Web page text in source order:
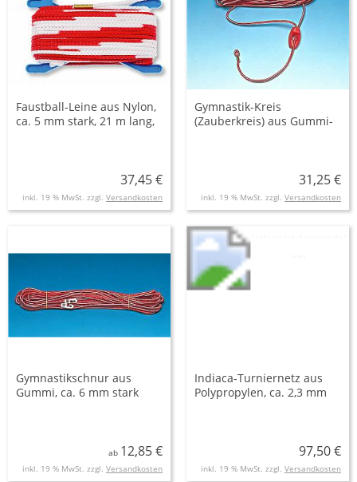
Faustball-Leine aus Nylon,
ca. 5 mm stark, 21 m lang,
37,45 €
inkl. 19 % MwSt. zzgl. Versandkosten
Gymnastik-Kreis
(Zauberkreis) aus Gummi-
31,25 €
inkl. 19 % MwSt. zzgl. Versandkosten
Gymnastikschnur aus
Gummi, ca. 6 mm stark
ab 12,85 €
inkl. 19 % MwSt. zzgl. Versandkosten
Indiaca-Turniernetz aus
Polypropylen, ca. 2,3 mm
97,50 €
inkl. 19 % MwSt. zzgl. Versandkosten